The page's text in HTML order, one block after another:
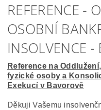
REFERENCE -
OSOBNÍ
INSOLVENCE -
Reference na
fyzické osoby a
Exekucí v Bavorově
Děkuji Vašemu